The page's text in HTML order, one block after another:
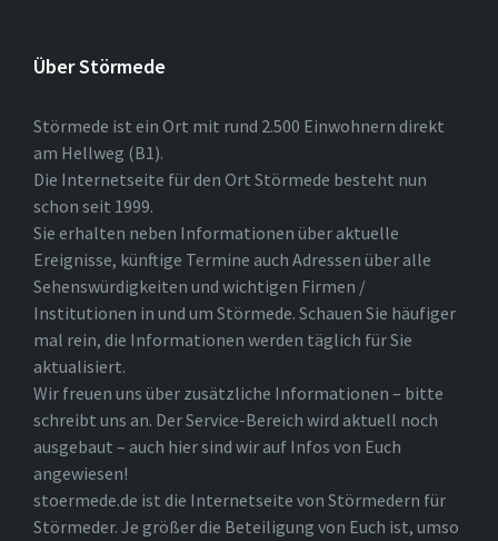
Über Störmede
Störmede ist ein Ort mit rund 2.500 Einwohnern direkt
am Hellweg (B1).
Die Internetseite für den Ort Störmede besteht nun
schon seit 1999.
Sie erhalten neben Informationen über aktuelle
Ereignisse, künftige Termine auch Adressen über alle
Sehenswürdigkeiten und wichtigen Firmen /
Institutionen in und um Störmede. Schauen Sie häufiger
mal rein, die Informationen werden täglich für Sie
aktualisiert.
Wir freuen uns über zusätzliche Informationen – bitte
schreibt uns an. Der Service-Bereich wird aktuell noch
ausgebaut – auch hier sind wir auf Infos von Euch
angewiesen!
stoermede.de ist die Internetseite von Störmedern für
Störmeder. Je größer die Beteiligung von Euch ist, umso